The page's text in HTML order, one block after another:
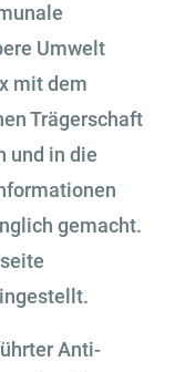
Umwelt
mit dem
Trägerschaft
und in die
gemacht.
Anti-